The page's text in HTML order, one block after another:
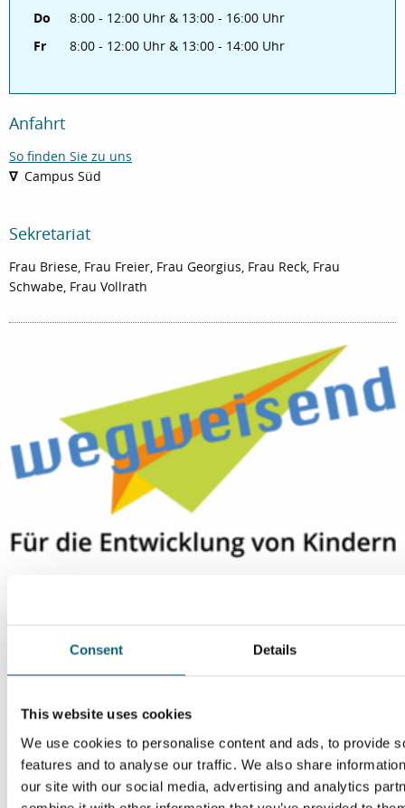
Consent Details
This website uses cookies
We use cookies to personalise content and ads, to provide
features and to analyse our traffic. We also share
our site with our social media, advertising and analytics
Do
8:00 - 12:00 Uhr & 13:00 - 16:00 Uhr
Fr
8:00 - 12:00 Uhr & 13:00 - 14:00 Uhr
Anfahrt
So finden Sie zu uns
∇ Campus Süd
Sekretariat
Frau Briese, Frau Freier, Frau Georgius, Frau Reck, Frau
Schwabe, Frau Vollrath
Das ZEUS als Dein Arbeitgeber
Um diesen externen Inhalt aufrufen zu können, benötigen wir
Ihre Zustimmung.
Datenschutz-Einstellungen